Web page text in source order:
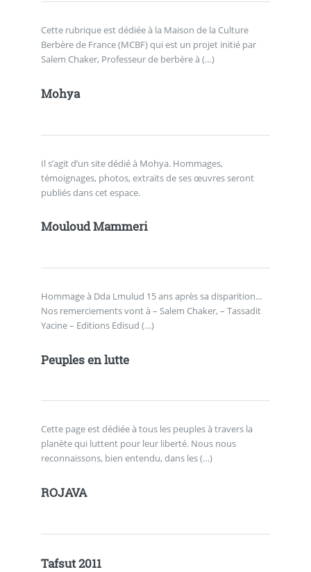
Cette rubrique est dédiée à la Maison de la Culture
Berbère de France (MCBF) qui est un projet initié par
Salem Chaker, Professeur de berbère à (…)
Mohya
Il s’agit d’un site dédié à Mohya. Hommages,
témoignages, photos, extraits de ses œuvres seront
publiés dans cet espace.
Mouloud Mammeri
Hommage à Dda Lmulud 15 ans après sa disparition...
Nos remerciements vont à – Salem Chaker, – Tassadit
Yacine – Editions Edisud (…)
Peuples en lutte
Cette page est dédiée à tous les peuples à travers la
planète qui luttent pour leur liberté. Nous nous
reconnaissons, bien entendu, dans les (…)
ROJAVA
Tafsut 2011